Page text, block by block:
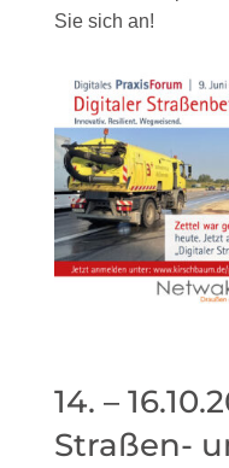
Sie sich an!
14. –
Straßen-